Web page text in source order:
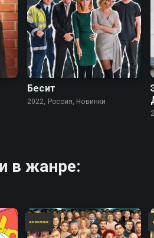
Бесит
2022, Россия, Новинки
в жанре: